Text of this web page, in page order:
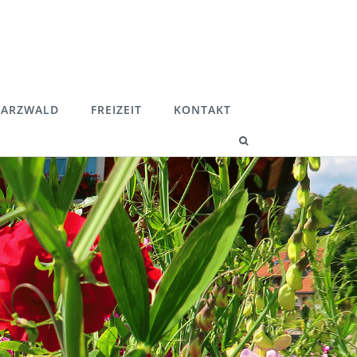
FREIZEIT KONTAKT